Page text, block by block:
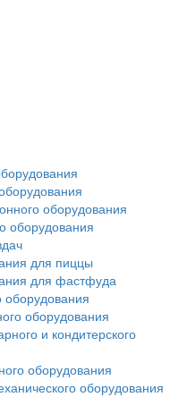
оборудования
оборудования
для пиццы
для фастфуда
оборудования
оборудования
и кондитерского
оборудования
оборудования